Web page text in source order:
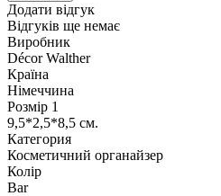
Додати відгук
Відгуків ще немає
Виробник
Décor Walther
Країна
Німеччина
Розмір 1
9,5*2,5*8,5 см.
Категория
Косметичний органайзер
Колір
Bar